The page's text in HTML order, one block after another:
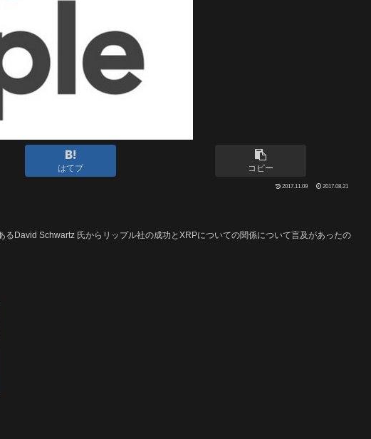
はてブ コピー
2017.11.09 2017.08.21
David Schwartz 氏からリップル社の成功とXRPについての関係について言及があったの